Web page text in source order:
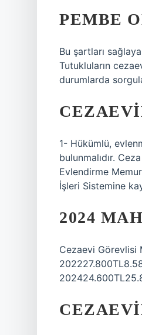
PEMBE
Bu şartları
Tutukluların
durumlarda
1- Hükümlü,
bulunmalıdır.
Evlendirme
İşleri Sistemine
2024
Cezaevi Görevlisi